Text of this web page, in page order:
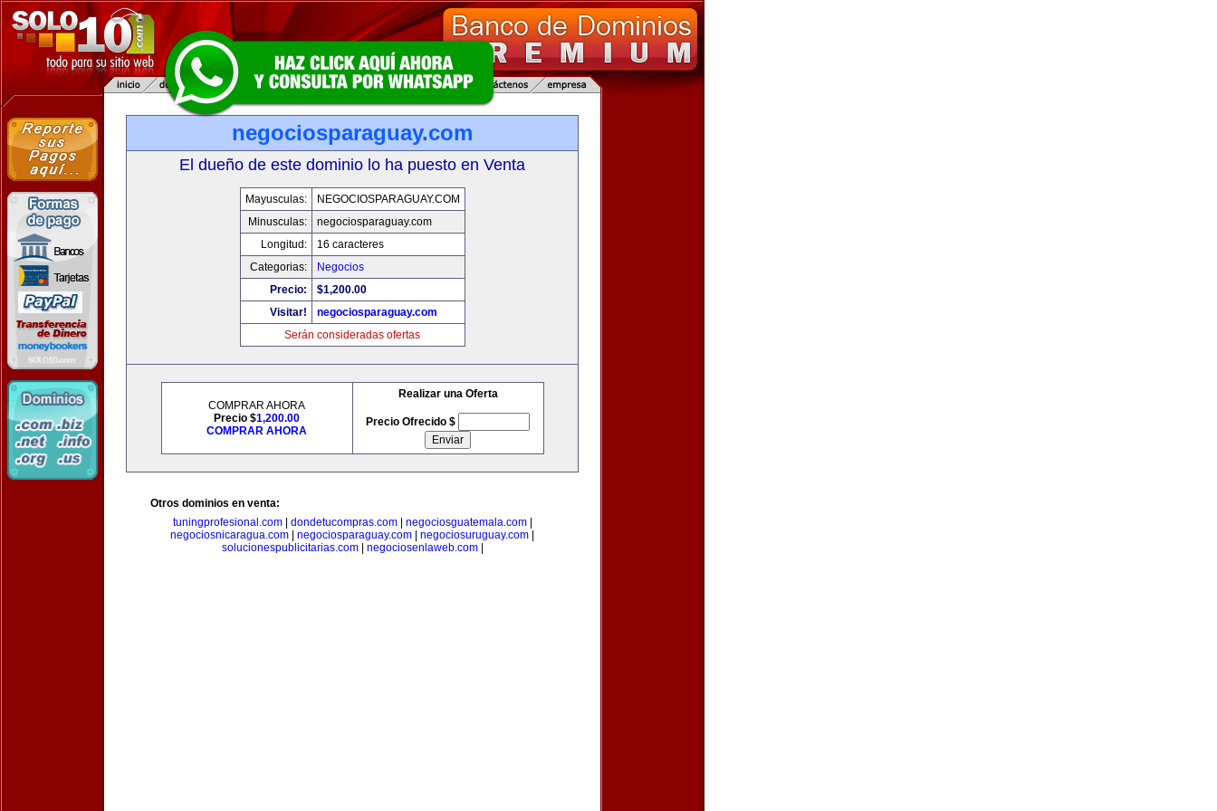
negociosparaguay.com
El dueño de este dominio lo ha puesto en Venta
Mayusculas:
NEGOCIOSPARAGUAY.COM
Minusculas:
negociosparaguay.com
Longitud:
16 caracteres
Categorias:
Negocios
Precio:
$1,200.00
Visitar!
negociosparaguay.com
Serán consideradas ofertas
COMPRAR AHORA
Precio $1,200.00
COMPRAR AHORA
Realizar una Oferta
Precio Ofrecido $
Otros dominios en venta:
tuningprofesional.com| dondetucompras.com| negociosguatemala.com|
negociosnicaragua.com
negociosparaguay.com negociosuruguay.com
solucionespublicitarias.com| negociosenlaweb.com|